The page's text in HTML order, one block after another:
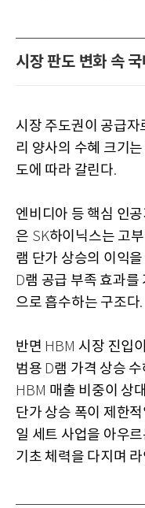
시장 판도 변화 속
시장 주도권이 공급자
리 양사의 수혜 크기
도에 따라 갈린다.
엔비디아 등 핵심 인
은 SK하이닉스는 고
램 단가 상승의 이익
D램 공급 부족 효과를
으로 흡수하는 구조다.
반면 HBM시장 진입
범용 D램 가격 상승
HBM 매출 비중이 상
단가 상승 폭이 제한
일 세트 사업을 아우
기초 체력을 다지며